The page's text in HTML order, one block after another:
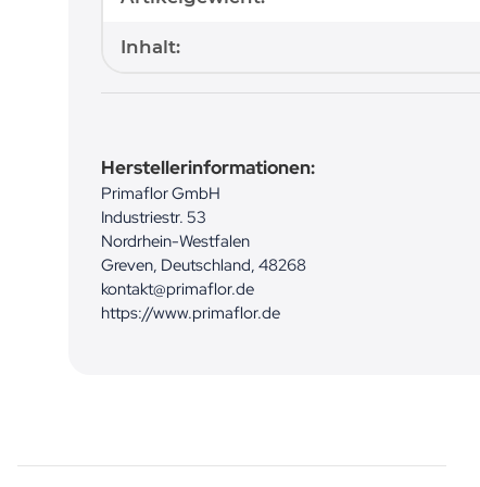
Inhalt:
Herstellerinformationen:
Primaflor GmbH
Industriestr. 53
Nordrhein-Westfalen
Greven, Deutschland, 48268
kontakt@primaflor.de
https://www.primaflor.de